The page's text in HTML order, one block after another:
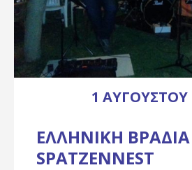
1 ΑΥΓΟΎΣΤΟΥ
ΕΛΛΗΝΙΚΉ
SPATZENNEST